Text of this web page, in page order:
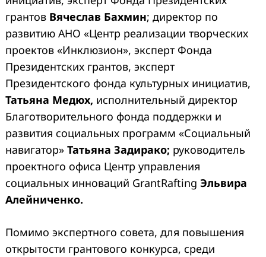
грантов Вячеслав Бахмин; директор по
развитию АНО «Центр реализации творческих
проектов «Инклюзион», эксперт Фонда
Президентских грантов, эксперт
Президентского фонда культурных инициатив,
Татьяна Медюх, исполнительный директор
Благотворительного фонда поддержки и
развития социальных программ «Социальный
навигатор» Татьяна Задирако; руководитель
проектного офиса Центр управления
социальных инноваций GrantRafting Эльвира
Алейниченко.
Помимо экспертного совета, для повышения
открытости грантового конкурса, среди